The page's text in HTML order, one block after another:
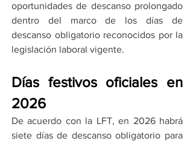
oportunidades de descanso prolongado
dentro del marco de los días de
descanso obligatorio reconocidos por la
legislación laboral vigente.
Días festivos oficiales en
2026
De acuerdo con la LFT, en 2026 habrá
siete días de descanso obligatorio para